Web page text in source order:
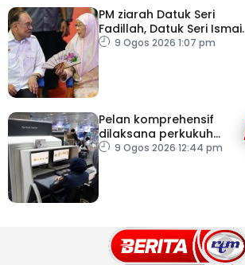
PM ziarah Datuk Seri
Fadillah, Datuk Seri Ismail
Sabri di IJN
9 Ogos 2026 1:07 pm
Pelan komprehensif
dilaksana perkukuh
keselamatan
9 Ogos 2026 12:44 pm